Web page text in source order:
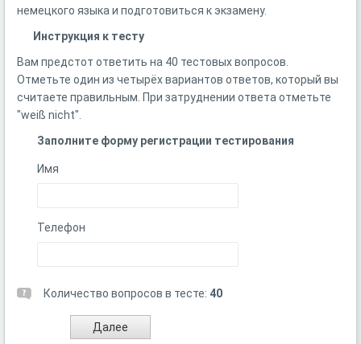
немецкого языка и подготовиться к экзамену.
Инструкция к тесту
Вам предстот ответить на 40 тестовых вопросов.
Отметьте один из четырёх вариантов ответов, который вы
считаете правильным. При затруднении ответа отметьте
"weiß nicht".
Заполните форму регистрации тестирования
Имя
Телефон
Количество вопросов в тесте: 40